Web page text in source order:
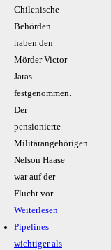
Chilenische
Behörden
haben den
Mörder Victor
Jaras
festgenommen.
Der
pensionierte
Militärangehörigen
Nelson Haase
war auf der
Flucht vor...
Weiterlesen
Pipelines
wichtiger als